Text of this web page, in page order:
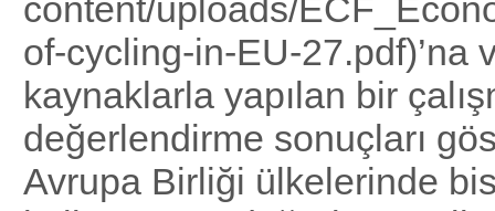
content/uploads/
of-cycling-in-EU-27.pdf)’na
kaynaklarla yapılan bir
değerlendirme sonuçları
Avrupa Birliği ülkelerinde